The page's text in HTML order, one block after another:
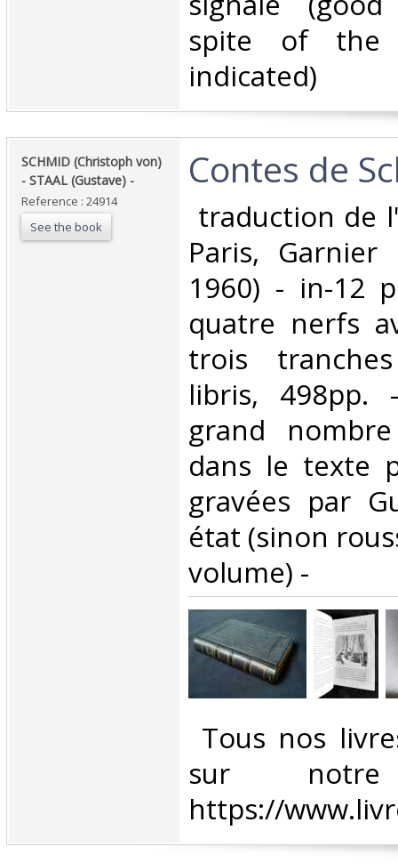
spite of the
indicated) ‎
‎SCHMID (Christoph von)
- STAAL (Gustave) - ‎
Reference : 24914
See the book
‎Contes de
traduction de
Paris, Garnier
1960) - in-12
quatre nerfs
trois
libris, 498pp.
grand
dans le texte
gravées par
état (sinon
volume) - ‎
Tous nos
sur
https://